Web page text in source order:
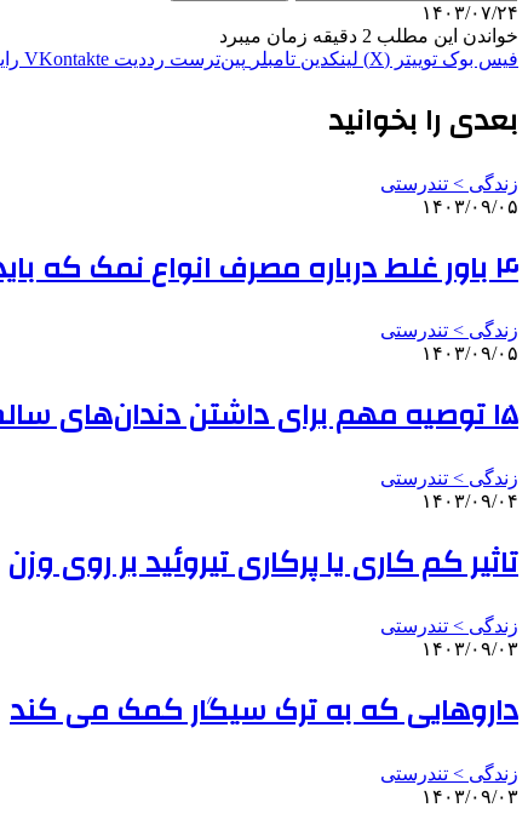
۱۴۰۳/۰۷/۲۴
خواندن این مطلب 2 دقیقه زمان میبرد
فیس بوک توییتر (X) لینکدین ‫تامبلر ‫پین‌ترست ‫رددیت ‫VKontakte
بعدی را بخوانید
زندگی > تندرستی
۱۴۰۳/۰۹/۰۵
۴ باور غلط درباره مصرف انواع نمک که باید بدانید
زندگی > تندرستی
۱۴۰۳/۰۹/۰۵
۱۵ توصیه مهم برای داشتن دندان‌های سالم | این خمیردندان را هر روز استفاده نکنید
زندگی > تندرستی
۱۴۰۳/۰۹/۰۴
تاثیر کم کاری یا پرکاری تیروئید بر روی وزن
زندگی > تندرستی
۱۴۰۳/۰۹/۰۳
داروهایی که به ترک سیگار کمک می‌ کند
زندگی > تندرستی
۱۴۰۳/۰۹/۰۳